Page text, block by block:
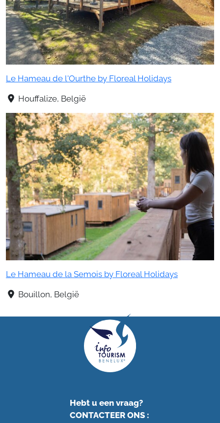
Le Hameau de l'Ourthe by Floreal Holidays
Houffalize, België
Le Hameau de la Semois by Floreal Holidays
Bouillon, België
Hebt u een vraag?
CONTACTEER ONS: